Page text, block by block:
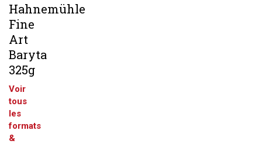
Hahnemühle
Fine
Art
Baryta
325g
Voir
tous
les
formats
&